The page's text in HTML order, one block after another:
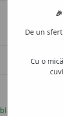
blaurb.
De un
Cu o